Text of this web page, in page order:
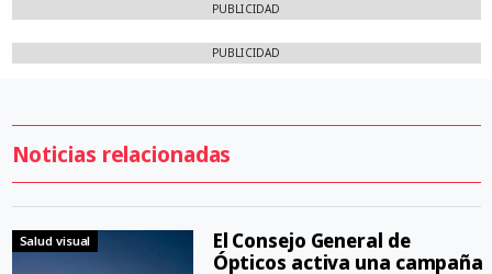
PUBLICIDAD
PUBLICIDAD
Noticias relacionadas
Salud visual
El Consejo General de
Ópticos activa una campaña